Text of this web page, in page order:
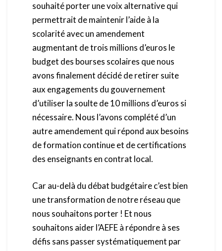
souhaité porter une voix alternative qui
permettrait de maintenir l’aide à la
scolarité avec un amendement
augmentant de trois millions d’euros le
budget des bourses scolaires que nous
avons finalement décidé de retirer suite
aux engagements du gouvernement
d’utiliser la soulte de 10 millions d’euros si
nécessaire. Nous l’avons complété d’un
autre amendement qui répond aux besoins
de formation continue et de certifications
des enseignants en contrat local.
Car au-delà du débat budgétaire c’est bien
une transformation de notre réseau que
nous souhaitons porter ! Et nous
souhaitons aider l’AEFE à répondre à ses
défis sans passer systématiquement par